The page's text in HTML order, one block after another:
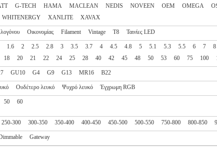
G-TECH HAMA MACLEAN NEDIS NOVEEN OEM OMEGA
WHITENERGY
XANLITE XAVAX
Οικονομίας Filament Vintage T8 Ταινίες LED
1.6 2 2.5 2.8 3 3.5 3.7 4 4.5 4.8 5 5.1 5.3 5.5 6 7
8
18
20 21 22 24 25 28 40 42 45 48 50 53 60 75 100
GU10 G4 G9 G13 MR16 B22
Ουδέτερο λευκό Ψυχρό λευκό Έγχρωμη RGB
50 60
250-300 300-350 350-400 400-450 450-500 500-550 750-800 800-850
Gateway